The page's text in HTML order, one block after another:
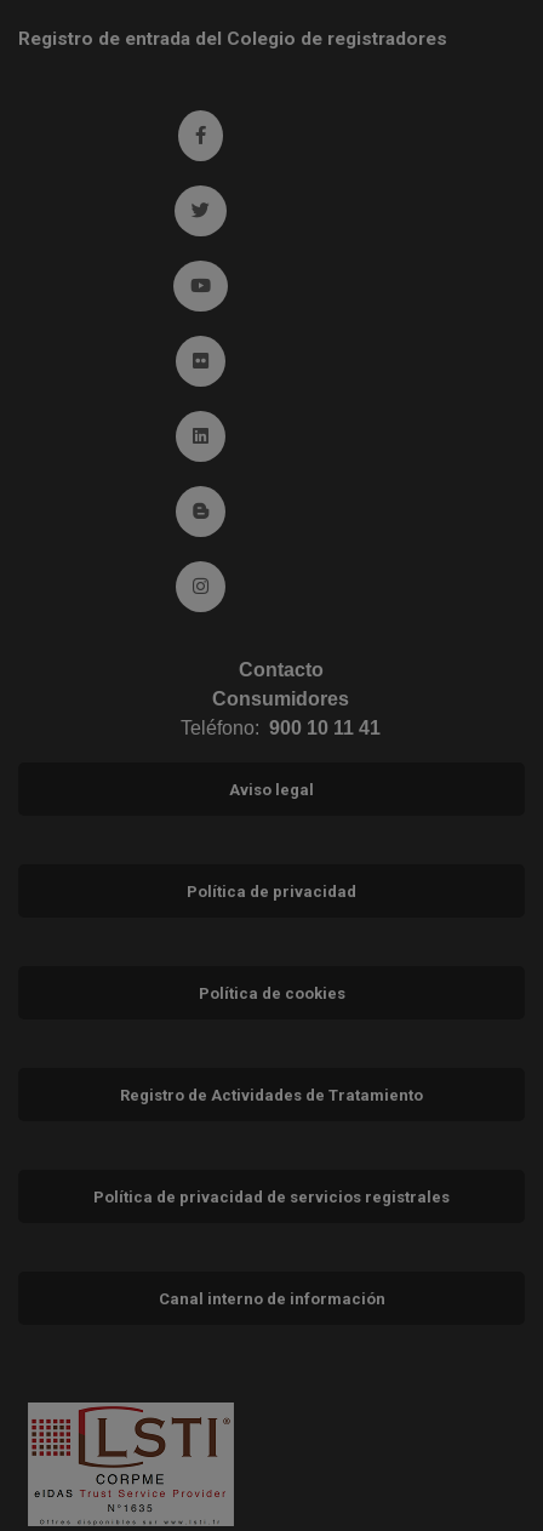
Registro de entrada del Colegio de registradores
Ir a facebook (abre en ventana nueva)
Ir a twitter (abre en ventana nueva)
Ir a YouTube (abre en ventana nueva)
Ir a Flickr (abre en ventana nueva)
Ir a Linkedin (abre en ventana nueva)
Ir al Blog (abre en ventana nueva)
Ir a Instagram (abre en ventana nueva)
Contacto
Consumidores
Teléfono: 900 10 11 41
Aviso legal
Política de privacidad
Política de cookies
Registro de Actividades de Tratamiento
Política de privacidad de servicios registrales
Canal interno de información